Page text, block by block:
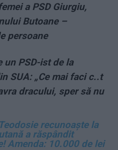
a PSD Giurgiu,
Butoane –
persoane
un PSD-ist de la
SUA: „Ce mai faci c..t
dracului, sper să nu
recunoaște la
a răspândit
Amenda: 10.000 de lei